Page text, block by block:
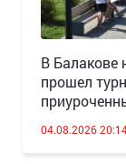
В Балакове
прошел
04.08.2026